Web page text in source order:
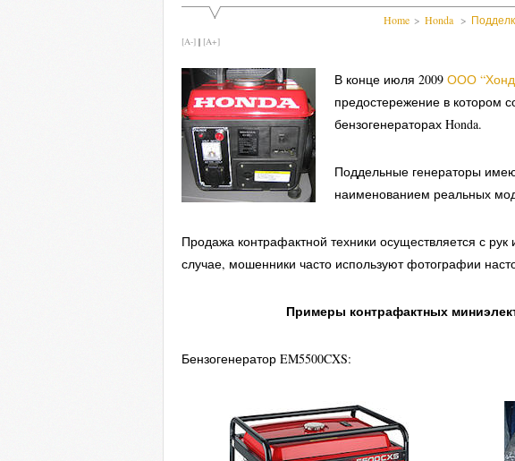
Home Honda
[A-] | [A+]
В конце июля 2009 ООО
предостережение в котором
бензогенераторах Honda.
Поддельные генераторы
наименованием реальных
Продажа контрафактной техники осуществляется с
случае, мошенники часто используют фотографии
Примеры контрафактных
Бензогенератор EM5500CXS: